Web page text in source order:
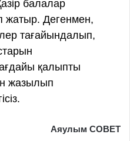
балалар
жатыр. Дегенмен,
тағайындалып,
қалыпты
жазылып
Аяулым СОВЕТ